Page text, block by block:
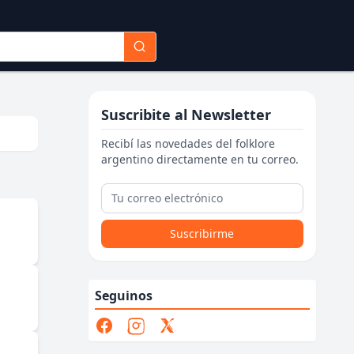
Suscribite al Newsletter
Recibí las novedades del folklore
argentino directamente en tu correo.
Suscribirme
Seguinos